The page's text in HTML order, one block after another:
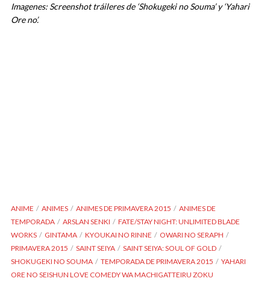
Imagenes: Screenshot tráileres de ‘Shokugeki no Souma’ y ‘Yahari
Ore no’.
ANIME ANIMES ANIMES DE PRIMAVERA 2015
ANIMES DE
TEMPORADA
ARSLAN SENKI
FATE/STAY NIGHT: UNLIMITED BLADE
WORKS
GINTAMA KYOUKAI NO RINNE
OWARI NO SERAPH
PRIMAVERA 2015
SAINT SEIYA
SAINT SEIYA: SOUL OF GOLD
SHOKUGEKI NO SOUMA
TEMPORADA DE PRIMAVERA 2015
YAHARI
ORE NO SEISHUN LOVE COMEDY WA MACHIGATTEIRU ZOKU